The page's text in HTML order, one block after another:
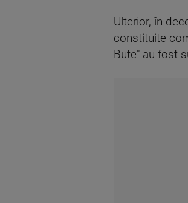
Ulterior, în
constituite
Bute" au fost